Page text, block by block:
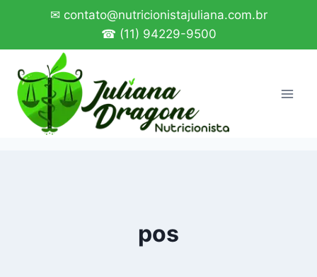
o
Conteúdo
✉ contato@nutricionistajuliana.com.br
☎ (11) 94229-9500
pos